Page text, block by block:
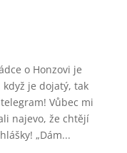
o Honzovi je
je dojatý, tak
Vůbec mi
najevo, že chtějí
„Dám...